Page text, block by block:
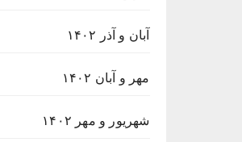
آبان و آذر ۱۴۰۲
مهر و آبان ۱۴۰۲
شهریور و مهر ۱۴۰۲